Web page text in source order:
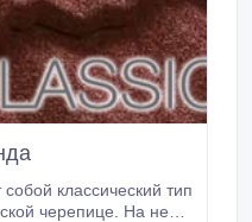
классический тип